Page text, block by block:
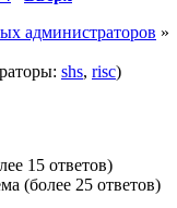
администраторов »
shs, risc)
15 ответов)
(более 25 ответов)